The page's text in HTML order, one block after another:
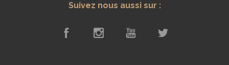
Suivez nous aussi sur :